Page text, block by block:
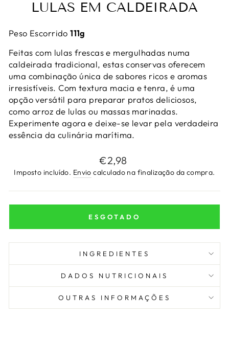
LULAS EM CALDEIRADA
Peso Escorrido111g
Feitas com lulas frescas e mergulhadas numa
caldeirada tradicional, estas conservas oferecem
uma combinação única de sabores ricos e aromas
irresistíveis. Com textura macia e tenra, é uma
opção versátil para preparar pratos deliciosos,
como arroz de lulas ou massas marinadas.
Experimente agora e deixe-se levar pela verdadeira
essência da culinária marítima.
Preço
normal
€2,98
Imposto incluído. Envio calculado na finalização da compra.
ESGOTADO
INGREDIENTES
DADOS NUTRICIONAIS
OUTRAS INFORMAÇÕES